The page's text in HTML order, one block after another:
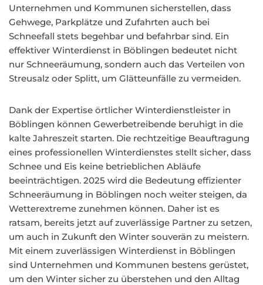
Unternehmen und Kommunen sicherstellen, dass
Gehwege, Parkplätze und Zufahrten auch bei
Schneefall stets begehbar und befahrbar sind. Ein
effektiver Winterdienst in Böblingen bedeutet nicht
nur Schneeräumung, sondern auch das Verteilen von
Streusalz oder Splitt, um Glätteunfälle zu vermeiden.
Dank der Expertise örtlicher Winterdienstleister in
Böblingen können Gewerbetreibende beruhigt in die
kalte Jahreszeit starten. Die rechtzeitige Beauftragung
eines professionellen Winterdienstes stellt sicher, dass
Schnee und Eis keine betrieblichen Abläufe
beeinträchtigen. 2025 wird die Bedeutung effizienter
Schneeräumung in Böblingen noch weiter steigen, da
Wetterextreme zunehmen können. Daher ist es
ratsam, bereits jetzt auf zuverlässige Partner zu setzen,
um auch in Zukunft den Winter souverän zu meistern.
Mit einem zuverlässigen Winterdienst in Böblingen
sind Unternehmen und Kommunen bestens gerüstet,
um den Winter sicher zu überstehen und den Alltag